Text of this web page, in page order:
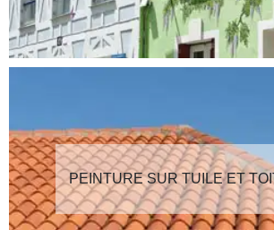
PEINTURE SUR TUILE ET